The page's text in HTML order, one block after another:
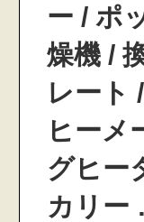
ー / ポ
燥機 /
レート
ヒーメ
グヒー
カリー